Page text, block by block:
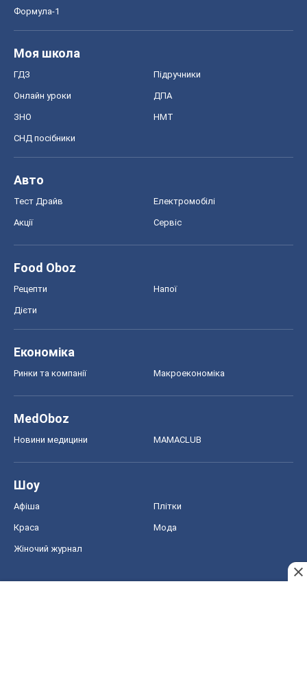
Формула-1
Моя школа
ГДЗ Підручники
Онлайн уроки ДПА
ЗНО НМТ
СНД посібники
Авто
Тест Драйв Електромобілі
Акції Сервіс
Food Oboz
Рецепти Напої
Дієти
Економіка
Ринки та компанії Макроекономіка
MedOboz
Новини медицини MAMACLUB
Шоу
Афіша Плітки
Краса Мода
Жіночий журнал